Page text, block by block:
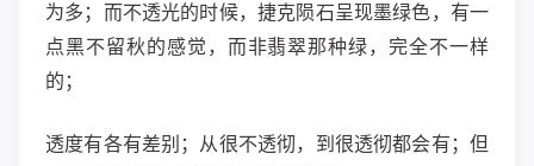
为多；而不透光的时候，捷克陨石呈现墨绿色，有一
点黑不留秋的感觉，而非翡翠那种绿，完全不一样
的；
透度有各有差别；从很不透彻，到很透彻都会有；但